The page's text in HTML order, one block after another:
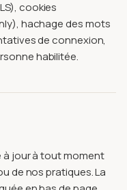
cookies
hachage des mots
de connexion,
habilitée.
à jour à tout moment
de nos pratiques. La